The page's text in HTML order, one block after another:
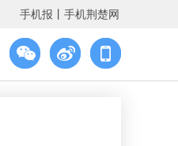
手机报 手机荆楚网